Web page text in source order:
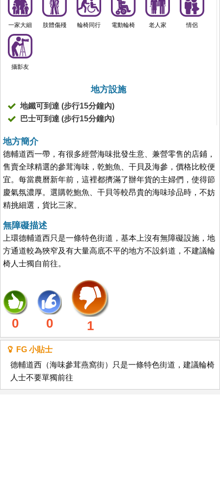
一家大細 肢體傷殘 輪椅同行 電動輪椅 老人家 情侶
攝影友
地方設施
地鐵可到達 (步行15分鐘內)
巴士可到達 (步行15分鐘內)
地方簡介
德輔道西一帶，有很多經營海味批發生意、兼營零售的店鋪，
售賣全球精選的參茸海味，乾鮑魚、干貝及海參，價格比較便
宜。每當農曆新年前，這裡都擠滿了辦年貨的主婦們，使得節
慶氣氛濃厚。選購乾鮑魚、干貝等較昂貴的海味珍品時，不妨
精挑細選，貨比三家。
無障礙描述
上環德輔道西只是一條特色街道，基本上沒有無障礙設施，地
方通道較為狹窄及有大量高底不平的地方不設斜道，不建議輪
椅人士獨自前往。
0 0 1
FG 小貼士
德輔道西（海味參茸燕窩街）只是一條特色街道，建議輪椅
人士不要單獨前往